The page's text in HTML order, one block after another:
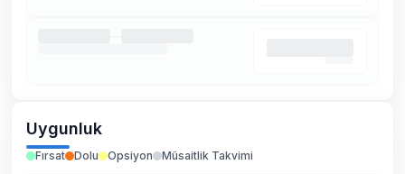
Uygunluk
Fırsat Dolu Opsiyon Müsaitlik Takvimi